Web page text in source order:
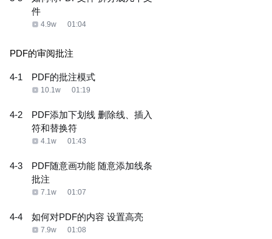
件
4.9w 01:04
PDF的审阅批注
4-1 PDF的批注模式
10.1w 01:19
4-2
PDF添加下划线 删除线、插入
符和替换符
4.1w 01:43
4-3
PDF随意画功能 随意添加线条
批注
7.1w 01:07
4-4 如何对PDF的内容 设置高亮
7.9w 01:08